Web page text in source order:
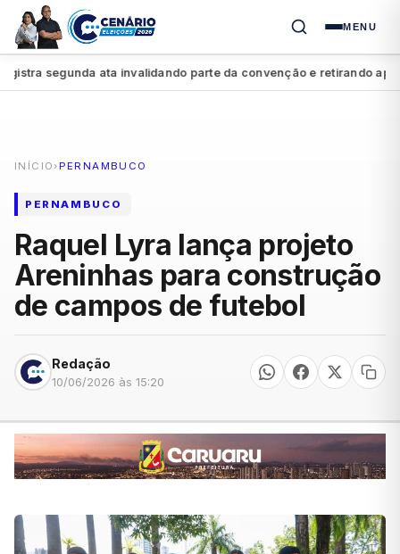
MENU
segunda ata invalidando parte da convenção e retirando apoio a
INÍCIO › PERNAMBUCO
PERNAMBUCO
Raquel Lyra lança projeto
Areninhas para construção
de campos de futebol
Redação
10/06/2026 às 15:20